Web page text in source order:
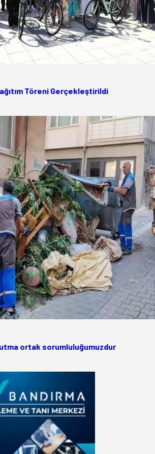
Töreni Gerçekleştirildi
ortak sorumluluğumuzdur